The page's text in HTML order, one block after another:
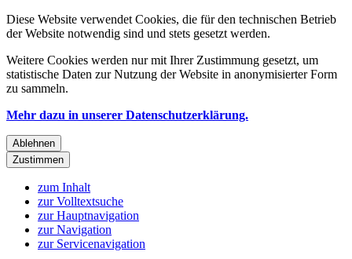
Diese Website verwendet Cookies, die für den technischen Betrieb
der Website notwendig sind und stets gesetzt werden.
Weitere Cookies werden nur mit Ihrer Zustimmung gesetzt, um
statistische Daten zur Nutzung der Website in anonymisierter Form
zu sammeln.
Mehr dazu in unserer Datenschutzerklärung.
Ablehnen
Zustimmen
zum Inhalt
zur Volltextsuche
zur Hauptnavigation
zur Navigation
zur Servicenavigation